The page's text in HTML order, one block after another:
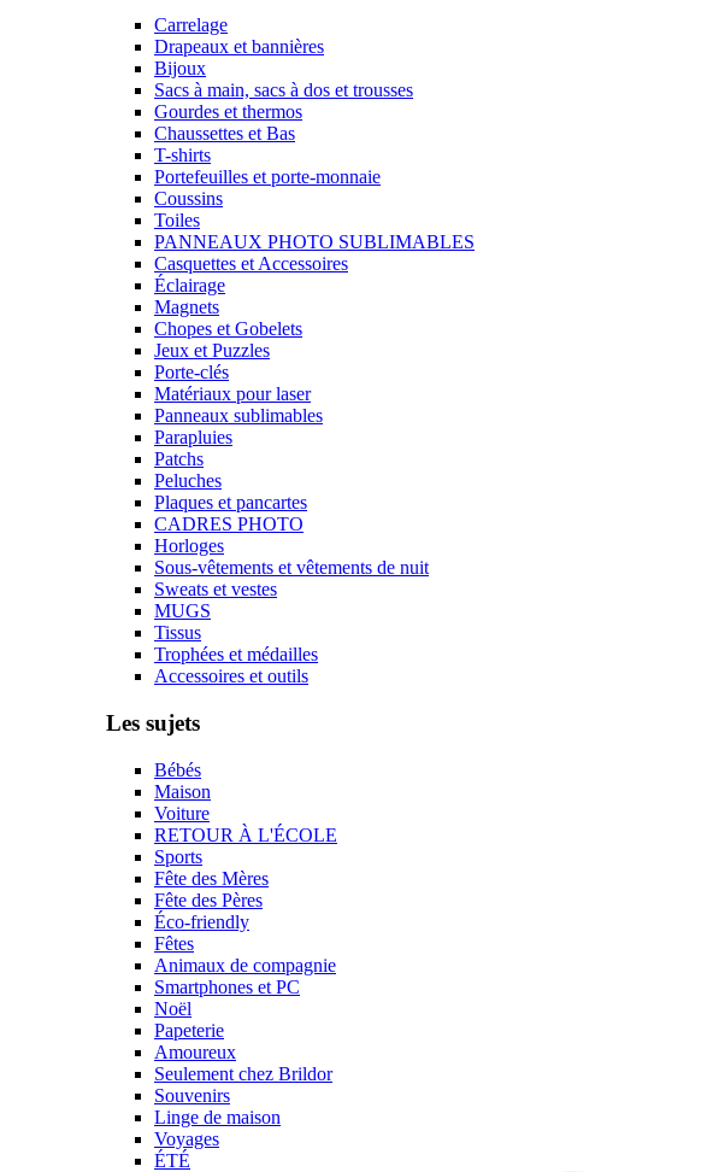
Carrelage
Drapeaux et bannières
Bijoux
Sacs à main, sacs à dos et trousses
Gourdes et thermos
Chaussettes et Bas
T-shirts
Portefeuilles et porte-monnaie
Coussins
Toiles
PANNEAUX PHOTO SUBLIMABLES
Casquettes et Accessoires
Éclairage
Magnets
Chopes et Gobelets
Jeux et Puzzles
Porte-clés
Matériaux pour laser
Panneaux sublimables
Parapluies
Patchs
Peluches
Plaques et pancartes
CADRES PHOTO
Horloges
Sous-vêtements et vêtements de nuit
Sweats et vestes
MUGS
Tissus
Trophées et médailles
Accessoires et outils
Les sujets
Bébés
Maison
Voiture
RETOUR À L'ÉCOLE
Sports
Fête des Mères
Fête des Pères
Éco-friendly
Fêtes
Animaux de compagnie
Smartphones et PC
Noël
Papeterie
Amoureux
Seulement chez Brildor
Souvenirs
Linge de maison
Voyages
ÉTÉ